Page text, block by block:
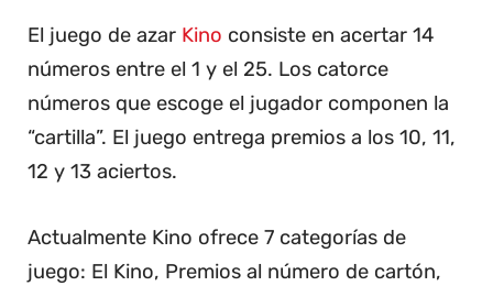
El juego de azar Kino consiste en acertar 14
números entre el 1 y el 25. Los catorce
números que escoge el jugador componen la
“cartilla”. El juego entrega premios a los 10, 11,
12 y 13 aciertos.
Actualmente Kino ofrece 7 categorías de
juego: El Kino, Premios al número de cartón,